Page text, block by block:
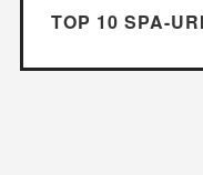
TOP 10 SPA-